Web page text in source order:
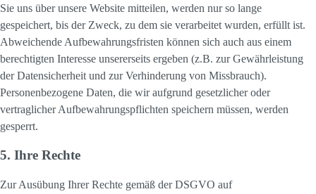
Sie uns über unsere Website mitteilen, werden nur so lange
gespeichert, bis der Zweck, zu dem sie verarbeitet wurden, erfüllt ist.
Abweichende Aufbewahrungsfristen können sich auch aus einem
berechtigten Interesse unsererseits ergeben (z.B. zur Gewährleistung
der Datensicherheit und zur Verhinderung von Missbrauch).
Personenbezogene Daten, die wir aufgrund gesetzlicher oder
vertraglicher Aufbewahrungspflichten speichern müssen, werden
gesperrt.
5. Ihre Rechte
Zur Ausübung Ihrer Rechte gemäß der DSGVO auf